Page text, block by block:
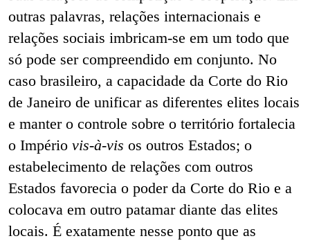
outras palavras, relações internacionais e
relações sociais imbricam-se em um todo que
só pode ser compreendido em conjunto. No
caso brasileiro, a capacidade da Corte do Rio
de Janeiro de unificar as diferentes elites locais
e manter o controle sobre o território fortalecia
o Império vis-à-vis os outros Estados; o
estabelecimento de relações com outros
Estados favorecia o poder da Corte do Rio e a
colocava em outro patamar diante das elites
locais. É exatamente nesse ponto que as